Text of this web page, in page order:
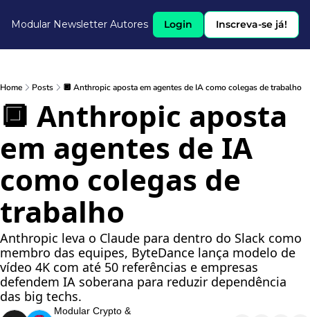
Modular Newsletter Autores Login Inscreva-se já!
Home Posts 🔲 Anthropic aposta em agentes de IA como colegas de trabalho
🔲 Anthropic aposta
em agentes de IA
como colegas de
trabalho
Anthropic leva o Claude para dentro do Slack como
membro das equipes, ByteDance lança modelo de
vídeo 4K com até 50 referências e empresas
defendem IA soberana para reduzir dependência
das big techs.
Modular Crypto